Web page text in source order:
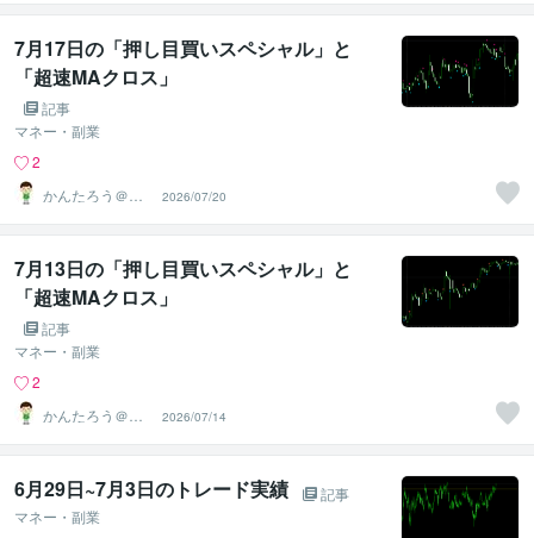
7月17日の「押し目買いスペシャル」と
「超速MAクロス」
記事
マネー・副業
2
かんたろう＠か
んたんFX
2026/07/20
7月13日の「押し目買いスペシャル」と
「超速MAクロス」
記事
マネー・副業
2
かんたろう＠か
んたんFX
2026/07/14
6月29日~7月3日のトレード実績
記事
マネー・副業